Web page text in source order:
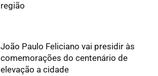
região
João Paulo Feliciano vai presidir às
comemorações do centenário de
elevação a cidade